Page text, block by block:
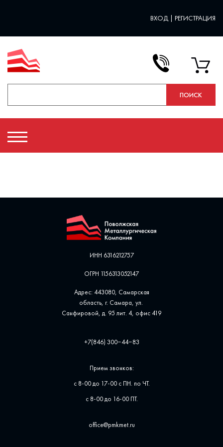
ВХОД | РЕГИСТРАЦИЯ
ИНН 6316212757
ОГРН 1156313052147
Адрес: 443080, Самарская
область, г. Самара, ул. ​
Санфировой, д. 95 лит. 4, офис ​419
+7(846) 300‒44‒83
Прием звонков:
с 8-00 до 17-00 с ПН. по ЧТ.
с 8-00 до 16-00 ПТ.
office@pmkmet.ru